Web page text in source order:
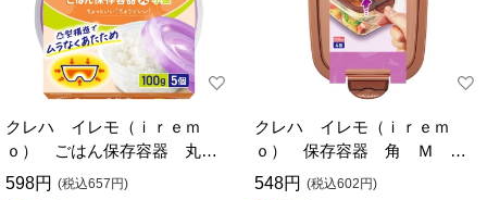
クレハ イレモ（ｉｒｅｍ
ｏ） ごはん保存容器 丸
小盛 ５個入り
598円 (税込657円)
クレハ イレモ（ｉｒｅｍ
ｏ） 保存容器 角 Ｍ ４
個入り
548円 (税込602円)